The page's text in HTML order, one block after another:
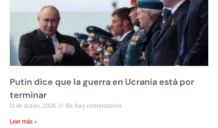
Putin dice que la guerra en Ucrania está por
terminar
11 de mayo, 2026 No hay comentarios
Leer más »